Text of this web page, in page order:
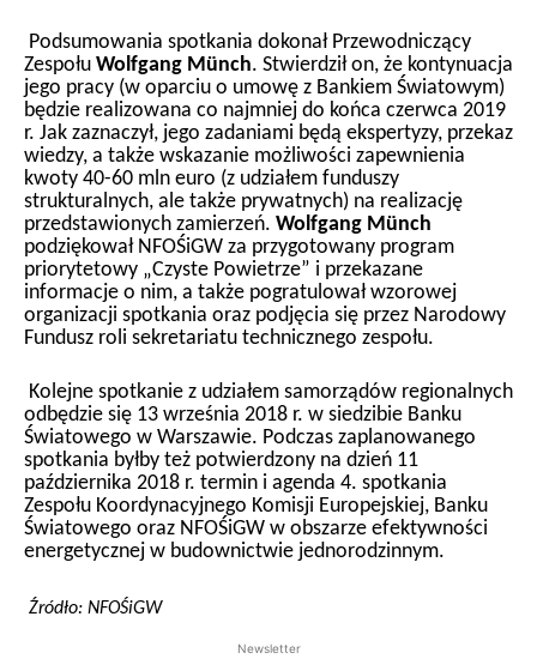
Podsumowania spotkania dokonał Przewodniczący
Zespołu Wolfgang Münch. Stwierdził on, że kontynuacja
jego pracy (w oparciu o umowę z Bankiem Światowym)
będzie realizowana co najmniej do końca czerwca 2019
r. Jak zaznaczył, jego zadaniami będą ekspertyzy, przekaz
wiedzy, a także wskazanie możliwości zapewnienia
kwoty 40-60 mln euro (z udziałem funduszy
strukturalnych, ale także prywatnych) na realizację
przedstawionych zamierzeń. Wolfgang Münch
podziękował NFOŚiGW za przygotowany program
priorytetowy „Czyste Powietrze” i przekazane
informacje o nim, a także pogratulował wzorowej
organizacji spotkania oraz podjęcia się przez Narodowy
Fundusz roli sekretariatu technicznego zespołu.
Kolejne spotkanie z udziałem samorządów regionalnych
odbędzie się 13 września 2018 r. w siedzibie Banku
Światowego w Warszawie. Podczas zaplanowanego
spotkania byłby też potwierdzony na dzień 11
października 2018 r. termin i agenda 4. spotkania
Zespołu Koordynacyjnego Komisji Europejskiej, Banku
Światowego oraz NFOŚiGW w obszarze efektywności
energetycznej w budownictwie jednorodzinnym.
Źródło: NFOŚiGW
Newsletter